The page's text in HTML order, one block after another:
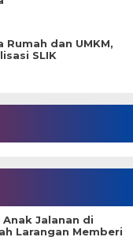
dan UMKM,
SLIK
Jalanan di
Larangan Memberi